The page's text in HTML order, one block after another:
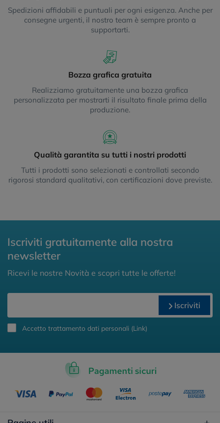
Spedizioni affidabili e puntuali per ogni esigenza. Anche per
consegne urgenti, il nostro team è sempre pronto a
supportarti.
Bozza grafica gratuita
Realizziamo gratuitamente una bozza grafica
personalizzata per mostrarti il risultato finale prima della
produzione.
Qualità garantita su tutti i nostri prodotti
Tutti i prodotti sono selezionati e controllati secondo
rigorosi standard qualitativi, con certificazioni dove previste.
Iscriviti gratuitamente alla nostra
newsletter
Ricevi le nostre Novità e scopri tutte le offerte!
Iscriviti
Accetto trattamento dati personali (Link)